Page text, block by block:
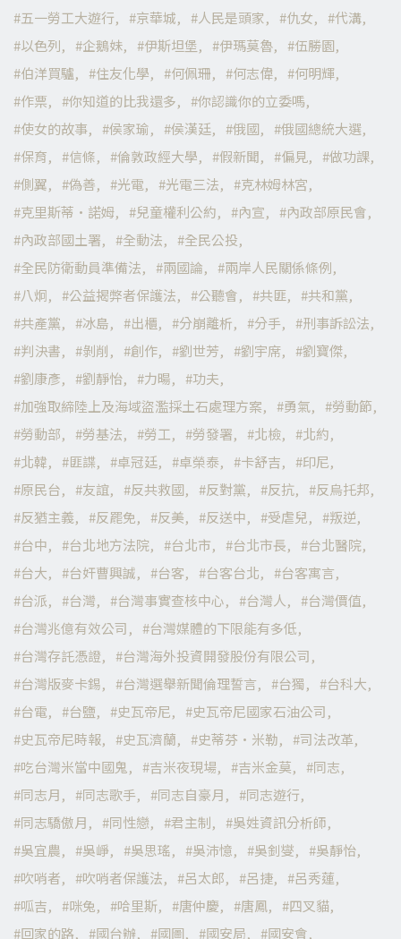
五一勞工大遊行
京華城 人民是頭家 仇女
代溝
以色列
企鵝妹 伊斯坦堡 伊瑪莫魯
伍勝園
伯洋買驢
住友化學 何佩珊 何志偉
何明輝
作票
你知道的比我還多
你認識你的立委嗎
使女的故事
侯家瑜 侯漢廷 俄國
俄國總統大選
保育
信條 倫敦政經大學 假新聞 偏見
做功課
側翼
偽善 光電 光電三法
克林姆林宮
克里斯蒂·諾姆
兒童權利公約 內宣
內政部原民會
內政部國土署
全動法
全民公投
全民防衛動員準備法
兩國論
兩岸人民關係條例
八炯
公益揭弊者保護法 公聽會 共匪
共和黨
共產黨
冰島 出櫃 分崩離析 分手
刑事訴訟法
判決書
剝削 創作 劉世芳 劉宇席
劉寶傑
劉康彥
劉靜怡 力暘
功夫
加強取締陸上及海域盜濫採土石處理方案
勇氣
勞動節
勞動部
勞基法 勞工 勞發署 北檢
北約
北韓
匪諜 卓冠廷 卓榮泰 卡舒吉
印尼
原民台
友誼 反共救國 反對黨 反抗
反烏托邦
反猶主義
反罷免 反美 反送中 受虐兒
叛逆
台中
台北地方法院 台北市 台北市長
台北醫院
台大
台奸曹興誠 台客 台客台北
台客寓言
台派
台灣 台灣事實查核中心 台灣人
台灣價值
台灣兆億有效公司
台灣媒體的下限能有多低
台灣存託憑證
台灣海外投資開發股份有限公司
台灣版麥卡錫
台灣選舉新聞倫理誓言 台獨
台科大
台電
台鹽 史瓦帝尼
史瓦帝尼國家石油公司
史瓦帝尼時報
史瓦濟蘭 史蒂芬·米勒
司法改革
吃台灣米當中國鬼
吉米夜現場 吉米金莫
同志
同志月
同志歌手 同志自豪月
同志遊行
同志驕傲月
同性戀 君主制
吳姓資訊分析師
吳宜農
吳崢 吳思瑤 吳沛憶 吳釗燮
吳靜怡
吹哨者
吹哨者保護法 呂太郎 呂捷
呂秀蓮
呱吉
咪兔 哈里斯 唐仲慶 唐鳳
四叉貓
回家的路
國台辦 國圖 國安局
國安會